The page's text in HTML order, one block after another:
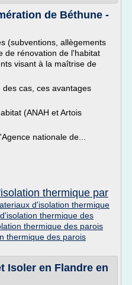
de Béthune -
(subventions, allègements
de rénovation de l'habitat
visant à la maîtrise de
cas, ces avantages
(ANAH et Artois
nationale de...
thermique par
d'isolation thermique
thermique des
thermique des parois
thermique des parois
Isoler en Flandre en